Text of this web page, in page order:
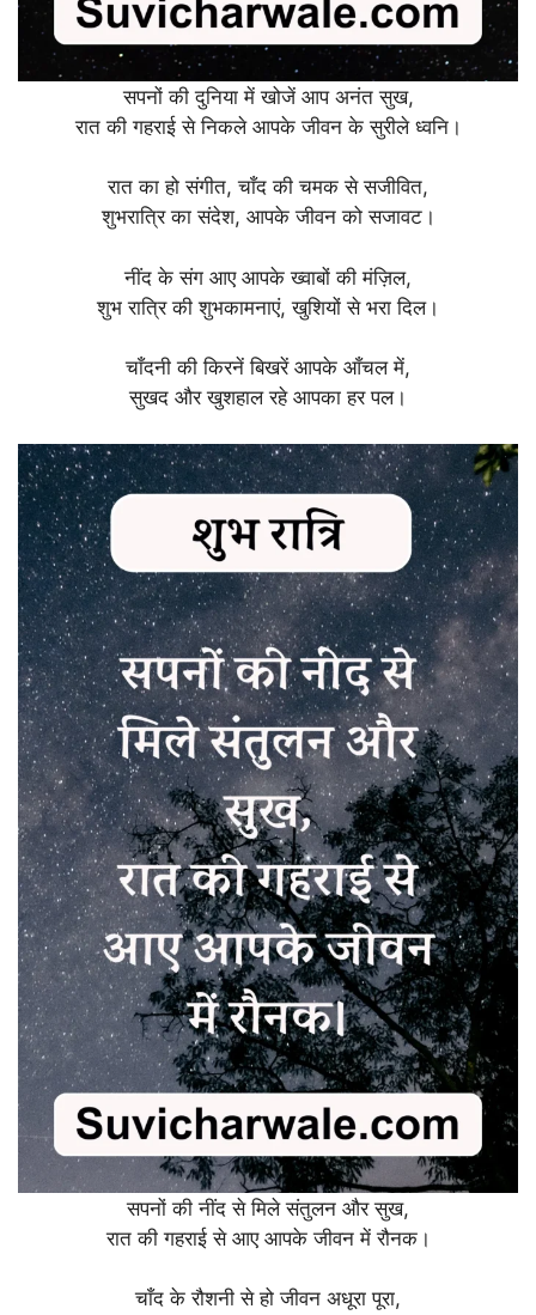
सपनों की दुनिया में खोजें आप अनंत सुख,
रात की गहराई से निकले आपके जीवन के सुरीले ध्वनि।
रात का हो संगीत, चाँद की चमक से सजीवित,
शुभरात्रि का संदेश, आपके जीवन को सजावट।
नींद के संग आए आपके ख्वाबों की मंज़िल,
शुभ रात्रि की शुभकामनाएं, खुशियों से भरा दिल।
चाँदनी की किरनें बिखरें आपके आँचल में,
सुखद और खुशहाल रहे आपका हर पल।
सपनों की नींद से मिले संतुलन और सुख,
रात की गहराई से आए आपके जीवन में रौनक।
चाँद के रौशनी से हो जीवन अधूरा पूरा,